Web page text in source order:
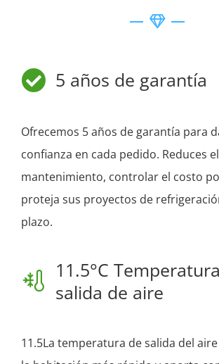
5 años de garantía
Ofrecemos 5 años de garantía para
confianza en cada pedido. Reduces
mantenimiento, controlar el costo
proteja sus proyectos de
plazo.
11.5°C
salida de aire
11.5La temperatura de salida del aire